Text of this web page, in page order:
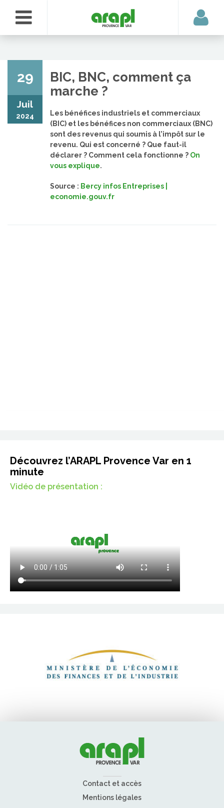
29
Juil
2024
BIC, BNC, comment ça
marche ?
Les bénéfices industriels et commerciaux
(BIC) et les bénéfices non commerciaux (BNC)
sont des revenus qui soumis à l’impôt sur le
revenu. Qui est concerné ? Que faut-il
déclarer ? Comment cela fonctionne ? On
vous explique.
Source : Bercy infos Entreprises |
economie.gouv.fr
Découvrez l’ARAPL Provence Var en 1
minute
Vidéo de présentation :
Contact et accès
Mentions légales